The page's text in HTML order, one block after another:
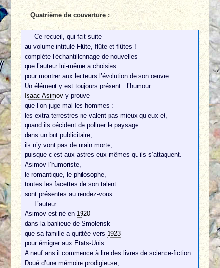
Quatrième de couverture :
Ce recueil, qui fait suite
au volume intitulé Flûte, flûte et flûtes !
complète l’échantillonnage de nouvelles
que l’auteur lui-même a choisies
pour montrer aux lecteurs l’évolution de son œuvre.
Un élément y est toujours présent : l’humour.
Isaac Asimovy prouve
que l’on juge mal les hommes :
les extra-terrestres ne valent pas mieux qu’eux et,
quand ils décident de polluer le paysage
dans un but publicitaire,
ils n’y vont pas de main morte,
puisque c’est aux astres eux-mêmes qu’ils s’attaquent.
Asimov l’humoriste,
le romantique, le philosophe,
toutes les facettes de son talent
sont présentes au rendez-vous.
L’auteur.
Asimov est né en 1920
dans la banlieue de Smolensk
que sa famille a quittée vers 1923
pour émigrer aux Etats-Unis.
A neuf ans il commence à lire des livres de science-fiction.
Doué d’une mémoire prodigieuse,